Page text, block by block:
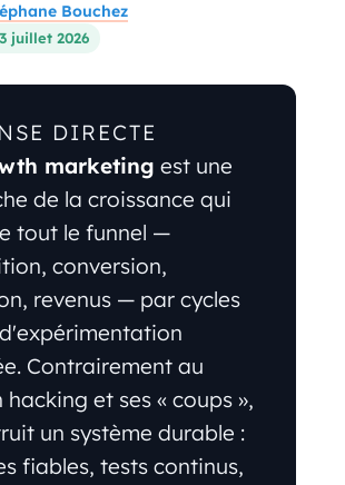
Bouchez
juillet 2026
DIRECTE
marketing est une
de la croissance qui
tout le funnel —
conversion,
revenus — par cycles
Contrairement au
et ses « coups »,
un système durable :
fiables, tests continus,